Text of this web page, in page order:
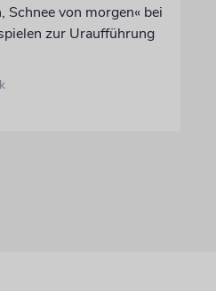
Schnee von morgen« bei
zur Uraufführung